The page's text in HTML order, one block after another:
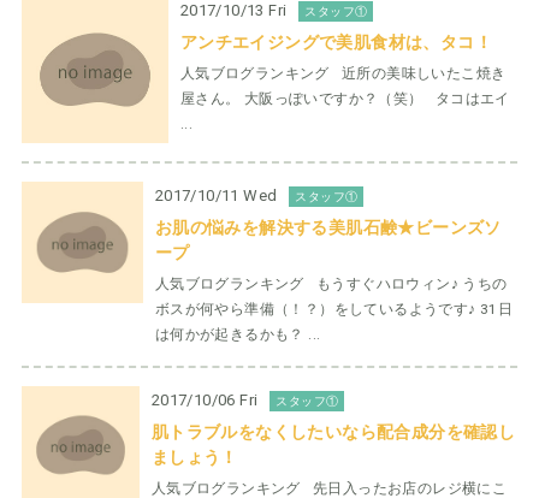
2017/10/13 Fri スタッフ①
アンチエイジングで美肌食材は、タコ！
人気ブログランキング 近所の美味しいたこ焼き
屋さん。 大阪っぽいですか？（笑） タコはエイ
...
2017/10/11 Wed スタッフ①
お肌の悩みを解決する美肌石鹸★ビーンズソ
ープ
人気ブログランキング もうすぐハロウィン♪ うちの
ボスが何やら準備（！？）をしているようです♪ 31日
は何かが起きるかも？ ...
2017/10/06 Fri スタッフ①
肌トラブルをなくしたいなら配合成分を確認し
ましょう！
人気ブログランキング 先日入ったお店のレジ横にこ